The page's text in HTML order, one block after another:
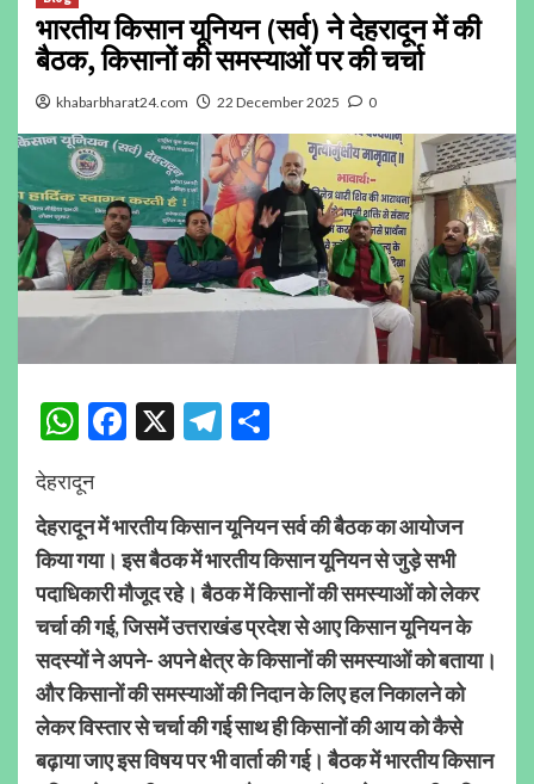
भारतीय किसान यूनियन (सर्व) ने देहरादून में की
बैठक, किसानों की समस्याओं पर की चर्चा
khabarbharat24.com 22 December 2025 0
WhatsApp
Facebook
X Telegram
देहरादून
देहरादून में भारतीय किसान यूनियन सर्व की बैठक का आयोजन
किया गया। इस बैठक में भारतीय किसान यूनियन से जुड़े सभी
पदाधिकारी मौजूद रहे। बैठक में किसानों की समस्याओं को लेकर
चर्चा की गई, जिसमें उत्तराखंड प्रदेश से आए किसान यूनियन के
सदस्यों ने अपने- अपने क्षेत्र के किसानों की समस्याओं को बताया।
और किसानों की समस्याओं की निदान के लिए हल निकालने को
लेकर विस्तार से चर्चा की गई साथ ही किसानों की आय को कैसे
बढ़ाया जाए इस विषय पर भी वार्ता की गई। बैठक में भारतीय किसान